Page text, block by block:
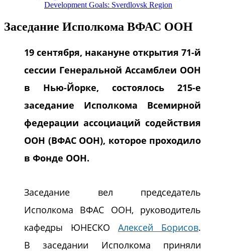
Development Goals: Sverdlovsk Region
Заседание Исполкома ВФАС ООН
19 сентября, накануне открытия 71-й
сессии Генеральной Ассамблеи ООН
в Нью-Йорке, состоялось 215-е
заседание Исполкома Всемирной
федерации ассоциаций содействия
ООН (ВФАС ООН), которое проходило
в Фонде ООН.
Заседание вел председатель
Исполкома ВФАС ООН, руководитель
кафедры ЮНЕСКО Алексей Борисов.
В заседании Исполкома приняли